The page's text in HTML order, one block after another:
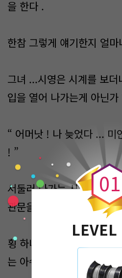
을 한다 .
한참 그렇게 얘기한지 얼
그녀 ...시영은 시계를 보
입을 열어 나가는게 아닌가
“ 어머낫 ! 나 늦었다 ... 미
! ”
서둘러 나가는 시영의 발
관문을 벅차고 나갔다 .
횡 하니 바람만 부는 모텔
는 아쉬움이 맴돌고 있다 .
0
0
1